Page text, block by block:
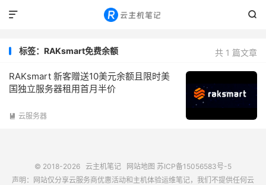


共 1 篇文章
标签：RAKsmart免费余额
RAKsmart 新客赠送10美元余额且限时美
国独立服务器租用首月半价
 云服务器
© 2018-2026 云主机笔记 网站地图 苏ICP备15056583号-5
声明：网站仅分享云服务商优惠活动和主机体验运维笔记，我们不提供任何云